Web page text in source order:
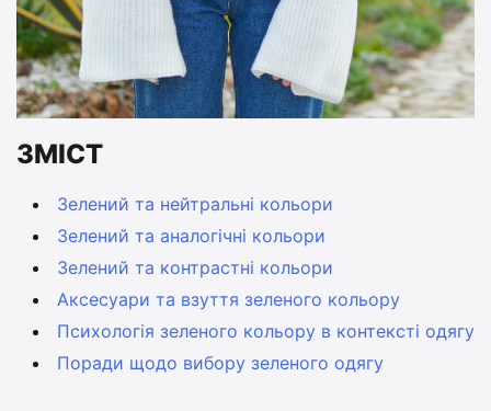
ЗМІСТ
Зелений та нейтральні кольори
Зелений та аналогічні кольори
Зелений та контрастні кольори
Аксесуари та взуття зеленого кольору
Психологія зеленого кольору в контексті одягу
Поради щодо вибору зеленого одягу